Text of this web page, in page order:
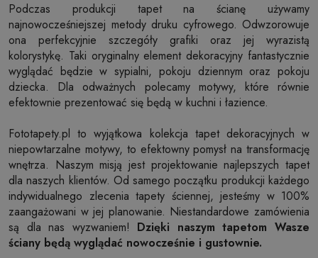
Podczas produkcji tapet na ścianę używamy
najnowocześniejszej metody druku cyfrowego. Odwzorowuje
ona perfekcyjnie szczegóły grafiki oraz jej wyrazistą
kolorystykę. Taki oryginalny element dekoracyjny fantastycznie
wyglądać będzie w sypialni, pokoju dziennym oraz pokoju
dziecka. Dla odważnych polecamy motywy, które równie
efektownie prezentować się będą w kuchni i łazience.
Fototapety.pl to wyjątkowa kolekcja tapet dekoracyjnych w
niepowtarzalne motywy, to efektowny pomysł na transformację
wnętrza. Naszym misją jest projektowanie najlepszych tapet
dla naszych klientów. Od samego początku produkcji każdego
indywidualnego zlecenia tapety ściennej, jesteśmy w 100%
zaangażowani w jej planowanie. Niestandardowe zamówienia
są dla nas wyzwaniem! Dzięki naszym tapetom Wasze
ściany będą wyglądać nowocześnie i gustownie.